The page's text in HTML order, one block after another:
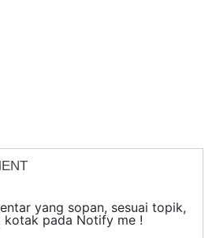
yang sopan, sesuai topik,
kotak pada Notify me !